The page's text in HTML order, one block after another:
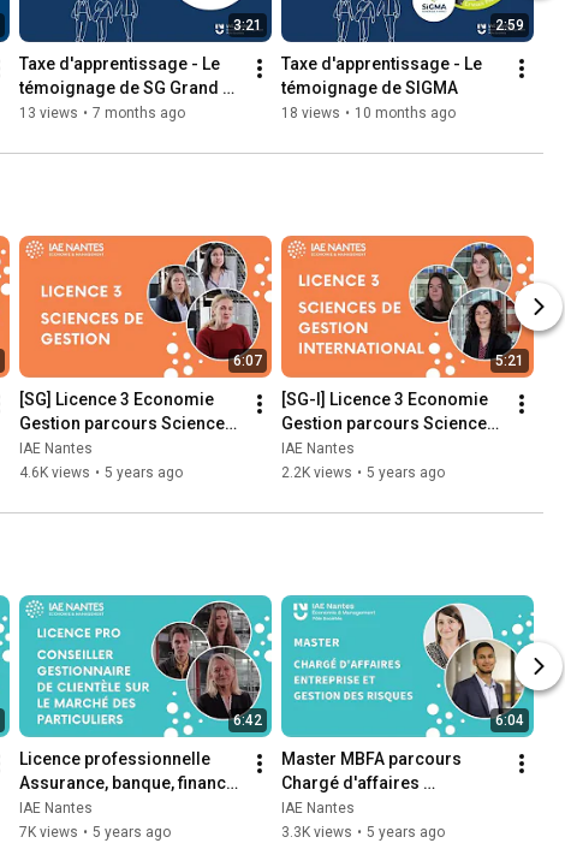
3:21
Taxe d'apprentissage - Le
témoignage de SG Grand
Ouest
13 views • 7 months ago
2:59
Taxe d'apprentissage - Le
témoignage de SIGMA
18 views • 10 months ago
6:07
[SG] Licence 3 Economie
Gestion parcours Sciences
de gestion
IAE Nantes
4.6K views • 5 years ago
5:21
[SG-I] Licence 3 Economie
Gestion parcours Sciences
de gestion International
IAE Nantes
2.2K views • 5 years ago
6:42
Licence professionnelle
Assurance, banque, finance
: chargé de clientèle
IAE Nantes
7K views • 5 years ago
6:04
Master MBFA parcours
Chargé d'affaires
entreprises et gestion des
risques
IAE Nantes
3.3K views • 5 years ago